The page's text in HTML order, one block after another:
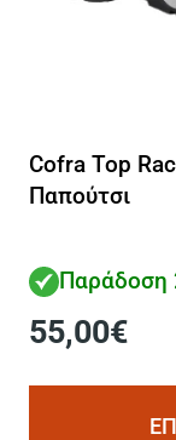
Cofra Top
Παπούτσι
Παράδοση
55,00€